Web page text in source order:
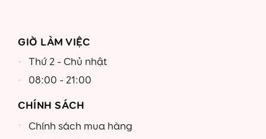
GIỜ LÀM VIỆC
Thứ 2 - Chủ nhật
08:00 - 21:00
CHÍNH SÁCH
Chính sách mua hàng